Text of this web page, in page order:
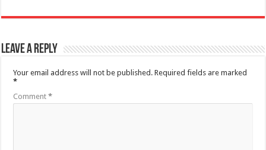
Leave a Reply
Your email address will not be published. Required fields are marked
*
Comment*